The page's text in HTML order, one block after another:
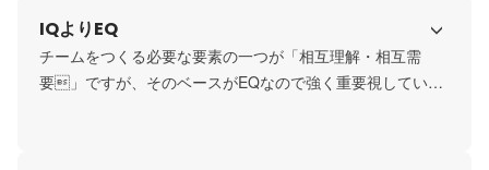
IQよりEQ
チームをつくる必要な要素の一つが「相互理解・相互需
要」ですが、そのベースがEQなので強く重要視していま